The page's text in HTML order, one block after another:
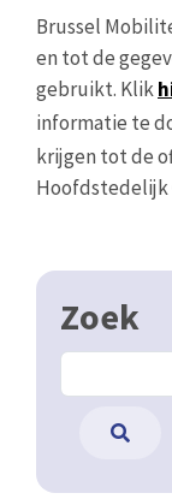
Brussel
en tot de
gebruikt. Klik
informatie te
krijgen tot de
Hoofdstedelijk
Zoek